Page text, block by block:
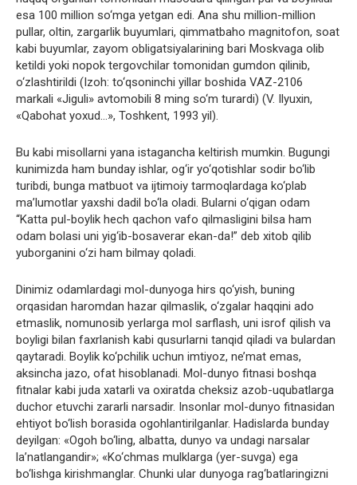
esa 100 million so‘mga yetgan edi. Ana shu million-million
pullar, oltin, zargarlik buyumlari, qimmatbaho magnitofon, soat
kabi buyumlar, zayom obligatsiyalarining bari Moskvaga olib
ketildi yoki nopok tergovchilar tomonidan gumdon qilinib,
o‘zlashtirildi (Izoh: to‘qsoninchi yillar boshida VAZ-2106
markali «Jiguli» avtomobili 8 ming so‘m turardi) (V. Ilyuxin,
«Qabohat yoxud…», Toshkent, 1993 yil).
Bu kabi misollarni yana istagancha keltirish mumkin. Bugungi
kunimizda ham bunday ishlar, og‘ir yo‘qotishlar sodir bo‘lib
turibdi, bunga matbuot va ijtimoiy tarmoqlardaga ko‘plab
ma’lumotlar yaxshi dadil bo‘la oladi. Bularni o‘qigan odam
“Katta pul-boylik hech qachon vafo qilmasligini bilsa ham
odam bolasi uni yig‘ib-bosaverar ekan-da!” deb xitob qilib
yuborganini o‘zi ham bilmay qoladi.
Dinimiz odamlardagi mol-dunyoga hirs qo‘yish, buning
orqasidan haromdan hazar qilmaslik, o‘zgalar haqqini ado
etmaslik, nomunosib yerlarga mol sarflash, uni isrof qilish va
boyligi bilan faxrlanish kabi qusurlarni tanqid qiladi va bulardan
qaytaradi. Boylik ko‘pchilik uchun imtiyoz, ne’mat emas,
aksincha jazo, ofat hisoblanadi. Mol-dunyo fitnasi boshqa
fitnalar kabi juda xatarli va oxiratda cheksiz azob-uqubatlarga
duchor etuvchi zararli narsadir. Insonlar mol-dunyo fitnasidan
ehtiyot bo‘lish borasida ogohlantirilganlar. Hadislarda bunday
deyilgan: «Ogoh bo‘ling, albatta, dunyo va undagi narsalar
la’natlangandir»; «Ko‘chmas mulklarga (yer-suvga) ega
bo‘lishga kirishmanglar. Chunki ular dunyoga rag‘batlaringizni